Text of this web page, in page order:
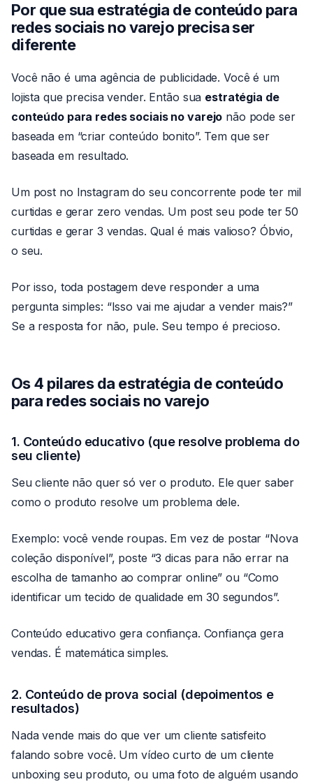
Por que sua estratégia de conteúdo para
redes sociais no varejo precisa ser
diferente
Você não é uma agência de publicidade. Você é um
lojista que precisa vender. Então sua estratégia de
conteúdo para redes sociais no varejo não pode ser
baseada em “criar conteúdo bonito”. Tem que ser
baseada em resultado.
Um post no Instagram do seu concorrente pode ter mil
curtidas e gerar zero vendas. Um post seu pode ter 50
curtidas e gerar 3 vendas. Qual é mais valioso? Óbvio,
o seu.
Por isso, toda postagem deve responder a uma
pergunta simples: “Isso vai me ajudar a vender mais?”
Se a resposta for não, pule. Seu tempo é precioso.
Os 4 pilares da estratégia de conteúdo
para redes sociais no varejo
1. Conteúdo educativo (que resolve problema do
seu cliente)
Seu cliente não quer só ver o produto. Ele quer saber
como o produto resolve um problema dele.
Exemplo: você vende roupas. Em vez de postar “Nova
coleção disponível”, poste “3 dicas para não errar na
escolha de tamanho ao comprar online” ou “Como
identificar um tecido de qualidade em 30 segundos”.
Conteúdo educativo gera confiança. Confiança gera
vendas. É matemática simples.
2. Conteúdo de prova social (depoimentos e
resultados)
Nada vende mais do que ver um cliente satisfeito
falando sobre você. Um vídeo curto de um cliente
unboxing seu produto, ou uma foto de alguém usando